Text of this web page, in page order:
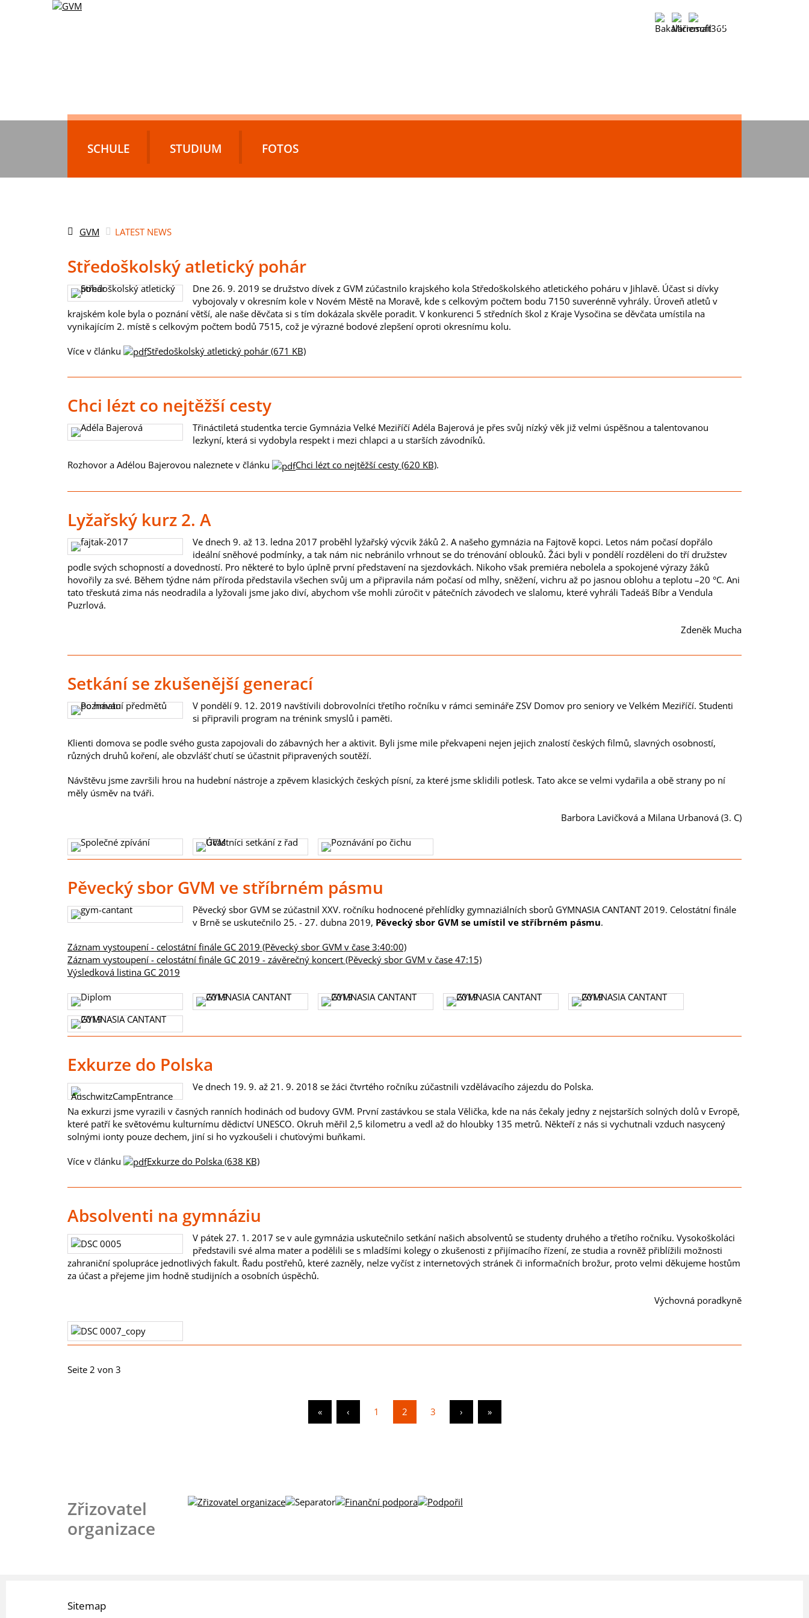
Vyhledávání
DE
SCHULE STUDIUM FOTOS
GVM LATEST NEWS
Středoškolský atletický pohár
Dne 26. 9. 2019 se družstvo dívek z GVM zúčastnilo krajského kola Středoškolského atletického poháru v Jihlavě. Účast si dívky
vybojovaly v okresním kole v Novém Městě na Moravě, kde s celkovým počtem bodu 7150 suverénně vyhrály. Úroveň atletů v
krajském kole byla o poznání větší, ale naše děvčata si s tím dokázala skvěle poradit. V konkurenci 5 středních škol z Kraje Vysočina se děvčata umístila na
vynikajícím 2. místě s celkovým počtem bodů 7515, což je výrazné bodové zlepšení oproti okresnímu kolu.
Více v článku Středoškolský atletický pohár (671 KB)
Chci lézt co nejtěžší cesty
Třináctiletá studentka tercie Gymnázia Velké Meziříčí Adéla Bajerová je přes svůj nízký věk již velmi úspěšnou a talentovanou
lezkyní, která si vydobyla respekt i mezi chlapci a u starších závodníků.
Rozhovor a Adélou Bajerovou naleznete v článku Chci lézt co nejtěžší cesty (620 KB).
Lyžařský kurz 2. A
Ve dnech 9. až 13. ledna 2017 proběhl lyžařský výcvik žáků 2. A našeho gymnázia na Fajtově kopci. Letos nám počasí dopřálo
ideální sněhové podmínky, a tak nám nic nebránilo vrhnout se do trénování oblouků. Žáci byli v pondělí rozděleni do tří družstev
podle svých schopností a dovedností. Pro některé to bylo úplně první představení na sjezdovkách. Nikoho však premiéra nebolela a spokojené výrazy žáků
hovořily za své. Během týdne nám příroda představila všechen svůj um a připravila nám počasí od mlhy, sněžení, vichru až po jasnou oblohu a teplotu –20 °C. Ani
tato třeskutá zima nás neodradila a lyžovali jsme jako diví, abychom vše mohli zúročit v pátečních závodech ve slalomu, které vyhráli Tadeáš Bíbr a Vendula
Puzrlová.
Zdeněk Mucha
Setkání se zkušenější generací
V pondělí 9. 12. 2019 navštívili dobrovolníci třetího ročníku v rámci semináře ZSV Domov pro seniory ve Velkém Meziříčí. Studenti
si připravili program na trénink smyslů i paměti.
Klienti domova se podle svého gusta zapojovali do zábavných her a aktivit. Byli jsme mile překvapeni nejen jejich znalostí českých filmů, slavných osobností,
různých druhů koření, ale obzvlášť chutí se účastnit připravených soutěží.
Návštěvu jsme završili hrou na hudební nástroje a zpěvem klasických českých písní, za které jsme sklidili potlesk. Tato akce se velmi vydařila a obě strany po ní
měly úsměv na tváři.
Barbora Lavičková a Milana Urbanová (3. C)
Pěvecký sbor GVM ve stříbrném pásmu
Pěvecký sbor GVM se zúčastnil XXV. ročníku hodnocené přehlídky gymnaziálních sborů GYMNASIA CANTANT 2019. Celostátní finále
v Brně se uskutečnilo 25. - 27. dubna 2019, Pěvecký sbor GVM se umístil ve stříbrném pásmu.
Záznam vystoupení - celostátní finále GC 2019 (Pěvecký sbor GVM v čase 3:40:00)
Záznam vystoupení - celostátní finále GC 2019 - závěrečný koncert (Pěvecký sbor GVM v čase 47:15)
Výsledková listina GC 2019
Exkurze do Polska
Ve dnech 19. 9. až 21. 9. 2018 se žáci čtvrtého ročníku zúčastnili vzdělávacího zájezdu do Polska.
Na exkurzi jsme vyrazili v časných ranních hodinách od budovy GVM. První zastávkou se stala Vělička, kde na nás čekaly jedny z nejstarších solných dolů v Evropě,
které patří ke světovému kulturnímu dědictví UNESCO. Okruh měřil 2,5 kilometru a vedl až do hloubky 135 metrů. Někteří z nás si vychutnali vzduch nasycený
solnými ionty pouze dechem, jiní si ho vyzkoušeli i chuťovými buňkami.
Více v článku Exkurze do Polska (638 KB)
Absolventi na gymnáziu
V pátek 27. 1. 2017 se v aule gymnázia uskutečnilo setkání našich absolventů se studenty druhého a třetího ročníku. Vysokoškoláci
představili své alma mater a podělili se s mladšími kolegy o zkušenosti z přijímacího řízení, ze studia a rovněž přiblížili možnosti
zahraniční spolupráce jednotlivých fakult. Řadu postřehů, které zazněly, nelze vyčíst z internetových stránek či informačních brožur, proto velmi děkujeme hostům
za účast a přejeme jim hodně studijních a osobních úspěchů.
Výchovná poradkyně
Seite 2 von 3
« ‹ 1 2 3 › »
Zřizovatel
organizace
Sitemap